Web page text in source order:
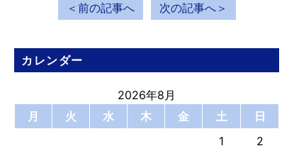
＜前の記事へ 次の記事へ＞
カレンダー
2026年8月
月
火 水 木 金 土
日
1
2